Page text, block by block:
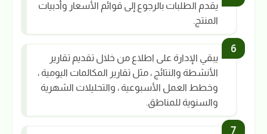
يقدم الطلبات بالرجوع إلى قوائم الأسعار وأدبيات
المنتج.
يبقي الإدارة على اطلاع من خلال تقديم تقارير
الأنشطة والنتائج ، مثل تقارير المكالمات اليومية ،
وخطط العمل الأسبوعية ، والتحليلات الشهرية
والسنوية للمناطق.